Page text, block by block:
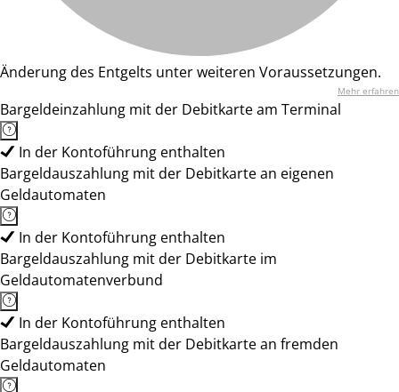
Änderung des Entgelts unter weiteren Voraussetzungen.
Mehr erfahren
Bargeldeinzahlung mit der Debitkarte am Terminal
In der Kontoführung enthalten
Bargeldauszahlung mit der Debitkarte an eigenen
Geldautomaten
In der Kontoführung enthalten
Bargeldauszahlung mit der Debitkarte im
Geldautomatenverbund
In der Kontoführung enthalten
Bargeldauszahlung mit der Debitkarte an fremden
Geldautomaten